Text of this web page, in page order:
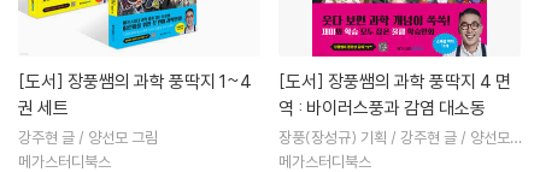
[도서]
권 세트
강주현 글 / 양선모 그림
메가스터디북스
[도서]
역 : 바이러스풍과 감염 대소동
장풍(장성규) 기획 / 강주현 글 / 양선모
그림
메가스터디북스